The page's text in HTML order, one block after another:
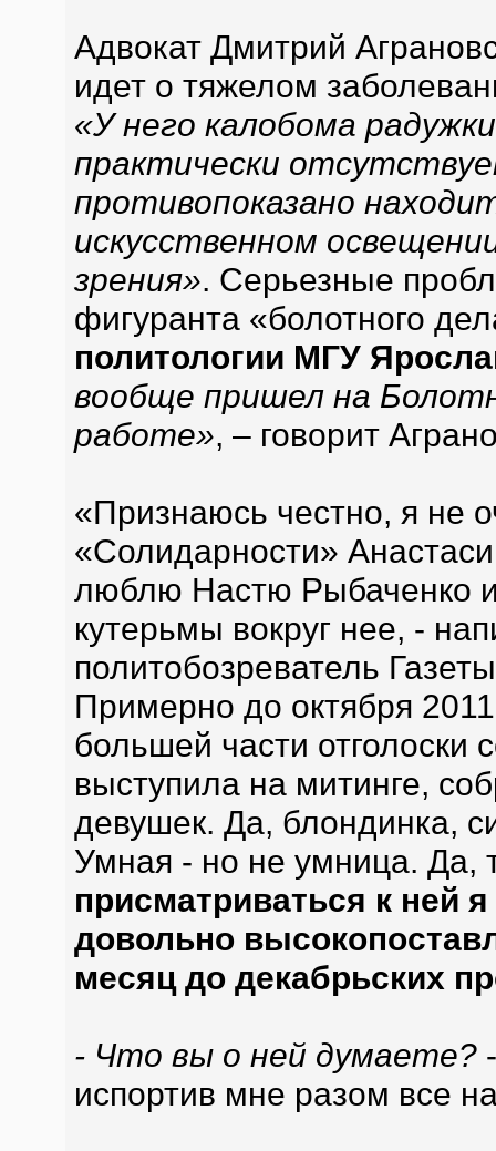
Адвокат Дмитрий
идет о тяжелом
«У него калобома
практически
противопоказано
искусственном
зрения». Серьезные
фигуранта «болотного
политологии МГУ
вообще пришел на
работе», – говорит
«Признаюсь честно, я не
«Солидарности»
люблю Настю Рыбаченко и
кутерьмы вокруг нее, -
политобозреватель
Примерно до октября
большей части отголоски
выступила на митинге,
девушек. Да, блондинка,
Умная - но не умница. Да,
присматриваться к ней
довольно
месяц до декабрьских
- Что вы о ней думаете?-
испортив мне разом все